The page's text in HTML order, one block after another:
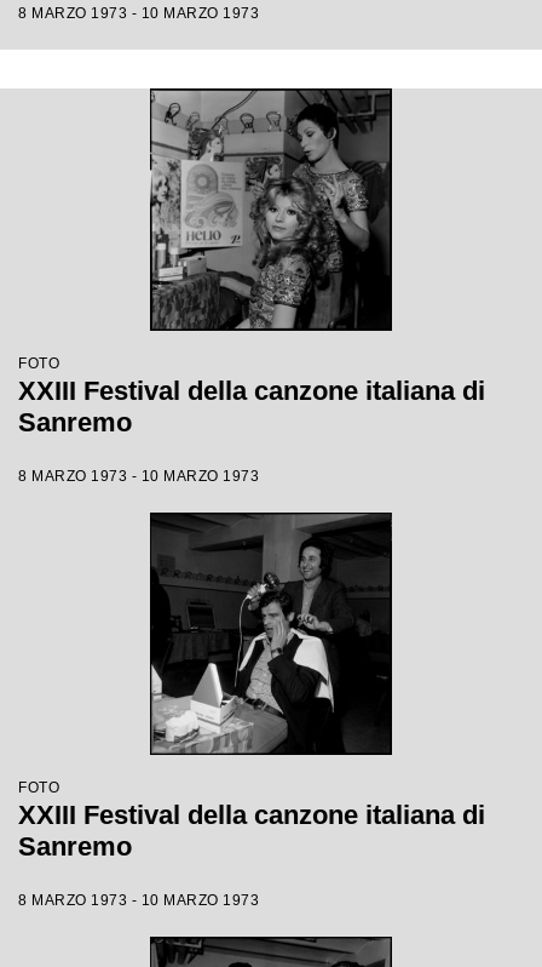
8 MARZO 1973 - 10 MARZO 1973
FOTO
XXIII Festival della canzone italiana di
Sanremo
8 MARZO 1973 - 10 MARZO 1973
FOTO
XXIII Festival della canzone italiana di
Sanremo
8 MARZO 1973 - 10 MARZO 1973